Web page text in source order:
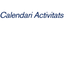
Calendari Activitats